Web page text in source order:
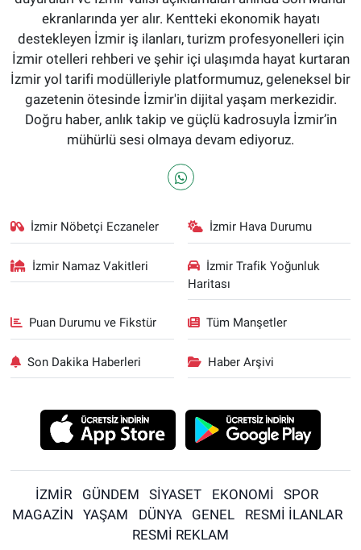
ekranlarında yer alır. Kentteki ekonomik hayatı
destekleyen İzmir iş ilanları, turizm profesyonelleri için
İzmir otelleri rehberi ve şehir içi ulaşımda hayat kurtaran
İzmir yol tarifi modülleriyle platformumuz, geleneksel bir
gazetenin ötesinde İzmir'in dijital yaşam merkezidir.
Doğru haber, anlık takip ve güçlü kadrosuyla İzmir’in
mühürlü sesi olmaya devam ediyoruz.
İzmir Nöbetçi Eczaneler İzmir Hava Durumu
İzmir Namaz Vakitleri
İzmir Trafik Yoğunluk
Haritası
Puan Durumu ve Fikstür Tüm Manşetler
Son Dakika Haberleri Haber Arşivi
İZMİR GÜNDEM SİYASET EKONOMİ
SPOR
MAGAZİN
YAŞAM DÜNYA GENEL
RESMİ İLANLAR
RESMİ REKLAM